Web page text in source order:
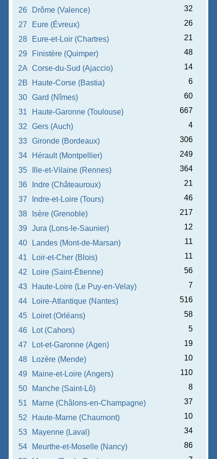
26
Drôme (Valence)
32
27
Eure (Évreux)
26
28
Eure-et-Loir (Chartres)
21
29
Finistère (Quimper)
48
2A Corse-du-Sud (Ajaccio)
14
2B
Haute-Corse (Bastia)
6
30
Gard (Nîmes)
60
31
Haute-Garonne (Toulouse)
667
32
Gers (Auch)
4
33
Gironde (Bordeaux)
306
34
Hérault (Montpellier)
249
35
Ille-et-Vilaine (Rennes)
364
36
Indre (Châteauroux)
21
37
Indre-et-Loire (Tours)
46
38
Isère (Grenoble)
217
39
Jura (Lons-le-Saunier)
12
40
Landes (Mont-de-Marsan)
11
41
Loir-et-Cher (Blois)
11
42
Loire (Saint-Étienne)
56
43
Haute-Loire (Le Puy-en-Velay)
7
44
Loire-Atlantique (Nantes)
516
45
Loiret (Orléans)
58
46
Lot (Cahors)
5
47
Lot-et-Garonne (Agen)
19
48
Lozère (Mende)
10
49
Maine-et-Loire (Angers)
110
50
Manche (Saint-Lô)
8
51
Marne (Châlons-en-Champagne)
37
52
Haute-Marne (Chaumont)
10
53
Mayenne (Laval)
34
54
Meurthe-et-Moselle (Nancy)
86